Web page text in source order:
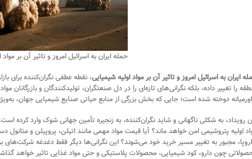
حمله ایران به اسرائیل امروز و تاثیر آن بر
ایران به اسرائیل امروز و تاثیر آن بر مواد اولیه شیمیایی، نقطه عطفی نگران‌کننده برای
را تغییر داده، بلکه نگرانی‌های تازه‌ای را در دل صنعتگران، تولیدکنندگان و
دوخته شده است؛ جایی که بخش بزرگی از منابع حیاتی صنایع شیمیایی جهان،
رویداد، به شکلی ناگهانی و شاید نگران‌کننده، به زنجیره تأمین جهانی شوک وارد
اولیه پتروشیمی امن خواهد ماند؟ آیا قیمت مواد مهمی مانند اتیلن، پروپیلن و
مجبور به تغییر مسیر خرید خود می‌شوند؟ این نگرانی‌ها دیگر فقط دغدغه شرکت‌های
چون دارو، کود شیمیایی، محصولات پلاستیکی و حتی مواد غذایی تاثیر خواهد